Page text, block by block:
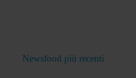
Newsfood più recenti